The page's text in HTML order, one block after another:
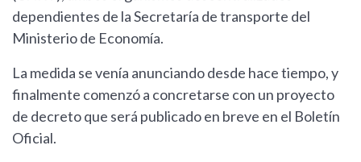
dependientes de la Secretaría de transporte del
Ministerio de Economía.
La medida se venía anunciando desde hace tiempo, y
finalmente comenzó a concretarse con un proyecto
de decreto que será publicado en breve en el Boletín
Oficial.